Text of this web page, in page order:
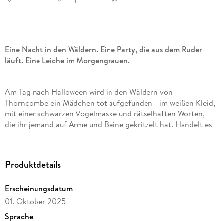
Eine Nacht in den Wäldern. Eine Party, die aus dem Ruder
läuft. Eine Leiche im Morgengrauen.
Am Tag nach Halloween wird in den Wäldern von
Thorncombe ein Mädchen tot aufgefunden - im weißen Kleid,
mit einer schwarzen Vogelmaske und rätselhaften Worten,
die ihr jemand auf Arme und Beine gekritzelt hat. Handelt es
Detective Ben Chase beginnt zu ermitteln, und schon bald
Schülerin des städtischen Privatinternats, das auch seine
Tochter besucht und an dem seine Ex-Frau Vertrauenslehrerin
Produktdetails
Erscheinungsdatum
01. Oktober 2025
Sprache